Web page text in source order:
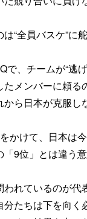
“全員バスケ”に
で、チームが“
たメンバーに頼る
ら日本が克服し
かけて、日本は
9位」とは違う
われているのが
分たちは下を向